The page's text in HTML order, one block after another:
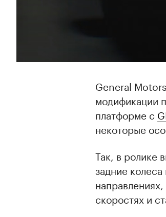
General Motors
модификации
платформе с
некоторые
Так, в ролике
задние
скоростях и